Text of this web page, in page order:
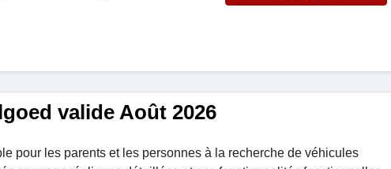
valide Août 2026
pour les parents et les personnes à la recherche de véhicules